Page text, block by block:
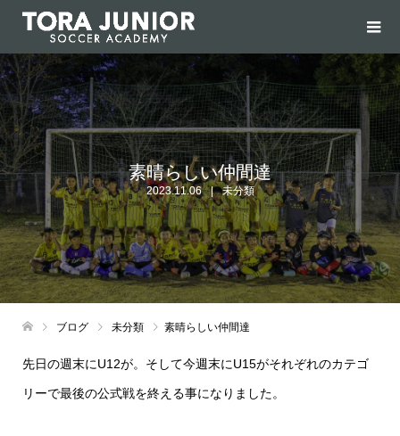
素晴らしい仲間達
2023.11.06 未分類
ブログ 未分類 素晴らしい仲間達
先日の週末にU12が。そして今週末にU15がそれぞれのカテゴ
リーで最後の公式戦を終える事になりました。